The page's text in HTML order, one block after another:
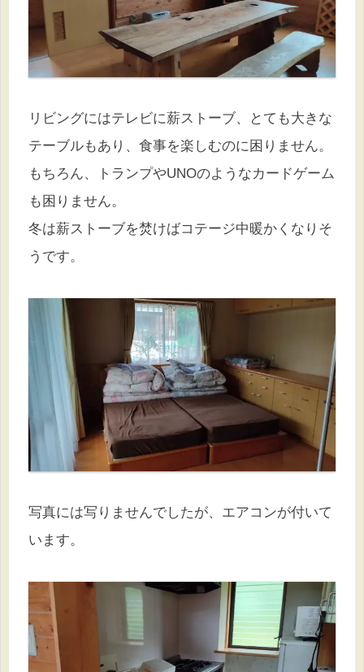
リビングにはテレビに薪ストーブ、とても大きな
テーブルもあり、食事を楽しむのに困りません。
もちろん、トランプやUNOのようなカードゲーム
も困りません。
冬は薪ストーブを焚けばコテージ中暖かくなりそ
うです。
写真には写りませんでしたが、エアコンが付いて
います。